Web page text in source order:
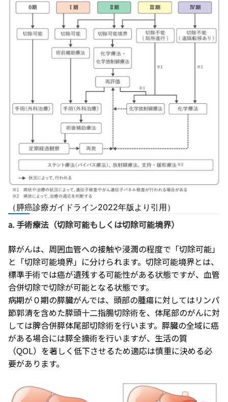
（膵癌診療ガイドライン2022年版より引用）
a. 手術療法（切除可能もしくは切除可能境界）
膵がんは、周囲血管への接触や浸潤の程度で「切除可能」
と「切除可能境界」に分けられます。 切除可能境界とは、
標準手術では癌が遺残する可能性がある状態ですが、血管
合併切除で切除が可能となる状態です。
病期が０期の膵臓がんでは、頭部の腫瘍に対してはリンパ
節郭清を含めた膵頭十二指腸切除術を、体尾部のがんに対
しては脾合併膵体尾部切除術を行います。膵臓の全域に癌
がある場合には膵全摘術を行いますが、生活の質
（QOL）を著しく低下させるため適応は慎重に決める必
要があります。